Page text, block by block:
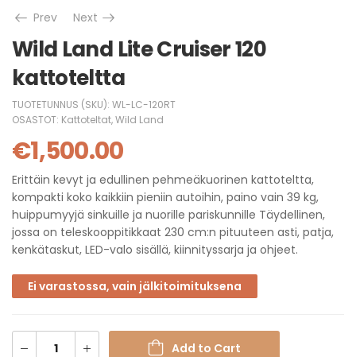
Prev
Next
Wild Land Lite Cruiser 120
kattoteltta
TUOTETUNNUS (SKU): WL-LC-120RT
OSASTOT: Kattoteltat,Wild Land
€1,500.00
Erittäin kevyt ja edullinen pehmeäkuorinen kattoteltta,
kompakti koko kaikkiin pieniin autoihin, paino vain 39 kg,
huippumyyjä sinkuille ja nuorille pariskunnille Täydellinen,
jossa on teleskooppitikkaat 230 cm:n pituuteen asti, patja,
kenkätaskut, LED-valo sisällä, kiinnityssarja ja ohjeet.
Ei varastossa, vain jälkitoimituksena
Add to Cart